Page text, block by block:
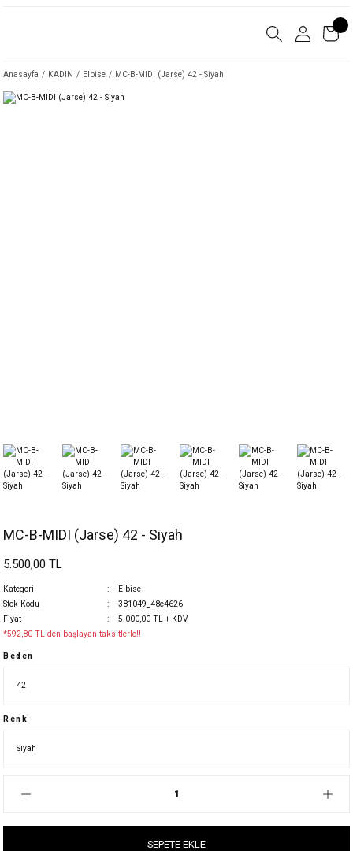
Anasayfa KADIN Elbise MC-B-MIDI (Jarse) 42 - Siyah
MC-B-MIDI (Jarse) 42 - Siyah
5.500,00 TL
Kategori
Elbise
Stok Kodu
381049_48c4626
Fiyat
5.000,00 TL + KDV
*592,80 TL den başlayan taksitlerle!!
Beden
Renk
SEPETE EKLE